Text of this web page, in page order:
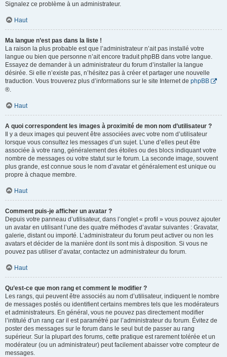
Signalez ce problème à un administrateur.
Haut
Ma langue n’est pas dans la liste !
La raison la plus probable est que l’administrateur n’ait pas installé votre
langue ou bien que personne n’ait encore traduit phpBB dans votre langue.
Essayez de demander à un administrateur du forum d’installer la langue
désirée. Si elle n’existe pas, n’hésitez pas à créer et partager une nouvelle
traduction. Vous trouverez plus d’informations sur le site Internet de phpBB
®.
Haut
A quoi correspondent les images à proximité de mon nom d’utilisateur ?
Il y a deux images qui peuvent être associées avec votre nom d’utilisateur
lorsque vous consultez les messages d’un sujet. L’une d’elles peut être
associée à votre rang, généralement des étoiles ou des blocs indiquant votre
nombre de messages ou votre statut sur le forum. La seconde image, souvent
plus grande, est connue sous le nom d’avatar et généralement est unique ou
propre à chaque membre.
Haut
Comment puis-je afficher un avatar ?
Depuis votre panneau d’utilisateur, dans l’onglet « profil » vous pouvez ajouter
un avatar en utilisant l’une des quatre méthodes d’avatar suivantes : Gravatar,
galerie, distant ou importé. L’administrateur du forum peut activer ou non les
avatars et décider de la manière dont ils sont mis à disposition. Si vous ne
pouvez pas utiliser d’avatar, contactez un administrateur du forum.
Haut
Qu’est-ce que mon rang et comment le modifier ?
Les rangs, qui peuvent être associés au nom d’utilisateur, indiquent le nombre
de messages postés ou identifient certains membres tels que les modérateurs
et administrateurs. En général, vous ne pouvez pas directement modifier
l’intitulé d’un rang car il est paramétré par l’administrateur du forum. Évitez de
poster des messages sur le forum dans le seul but de passer au rang
supérieur. Sur la plupart des forums, cette pratique est rarement tolérée et un
modérateur (ou un administrateur) peut facilement abaisser votre compteur de
messages.